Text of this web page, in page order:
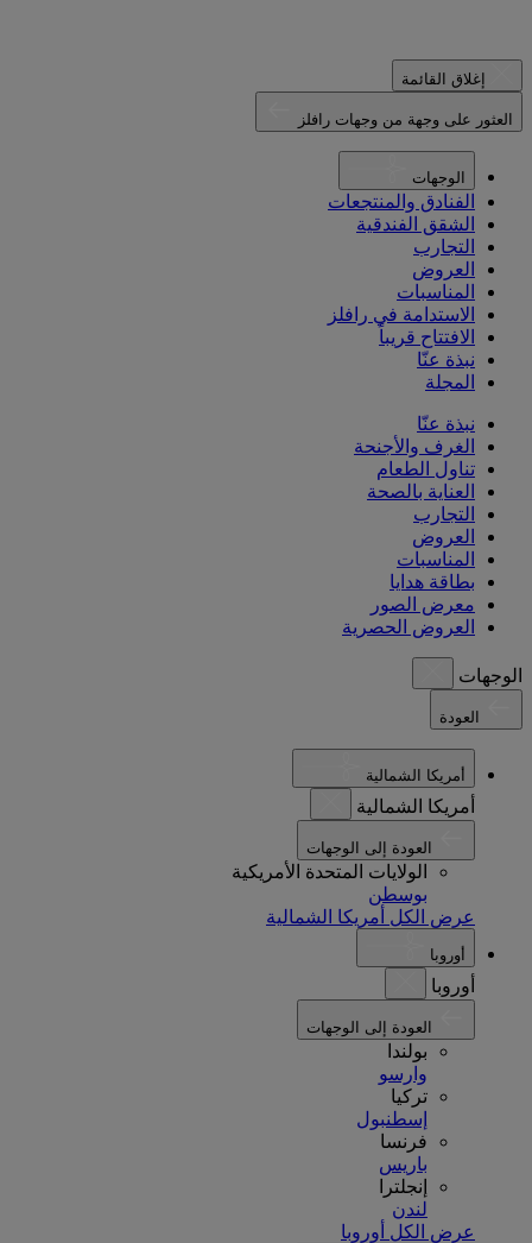
إغلاق القائمة
العثور على وجهة من وجهات رافلز
الوجهات
الفنادق والمنتجعات
الشقق الفندقية
التجارب
العروض
المناسبات
الاستدامة في رافلز
الافتتاح قريباً
نبذة عنّا
المجلة
نبذة عنّا
الغرف والأجنحة
تناول الطعام
العناية بالصحة
التجارب
العروض
المناسبات
بطاقة هدايا
معرض الصور
العروض الحصرية
الوجهات
أمريكا الشمالية
أمريكا الشمالية
الولايات المتحدة الأمريكية
بوسطن
عرض الكل أمريكا الشمالية
أوروبا
أوروبا
بولندا
وارسو
تركيا
إسطنبول
فرنسا
باريس
إنجلترا
لندن
عرض الكل أوروبا